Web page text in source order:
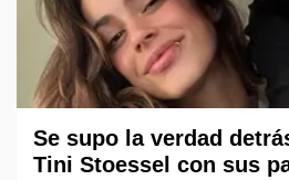
Se supo la verdad
Tini Stoessel con sus